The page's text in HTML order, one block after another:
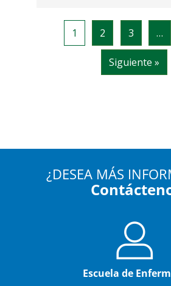
¿DESEA MÁS
Escuela de